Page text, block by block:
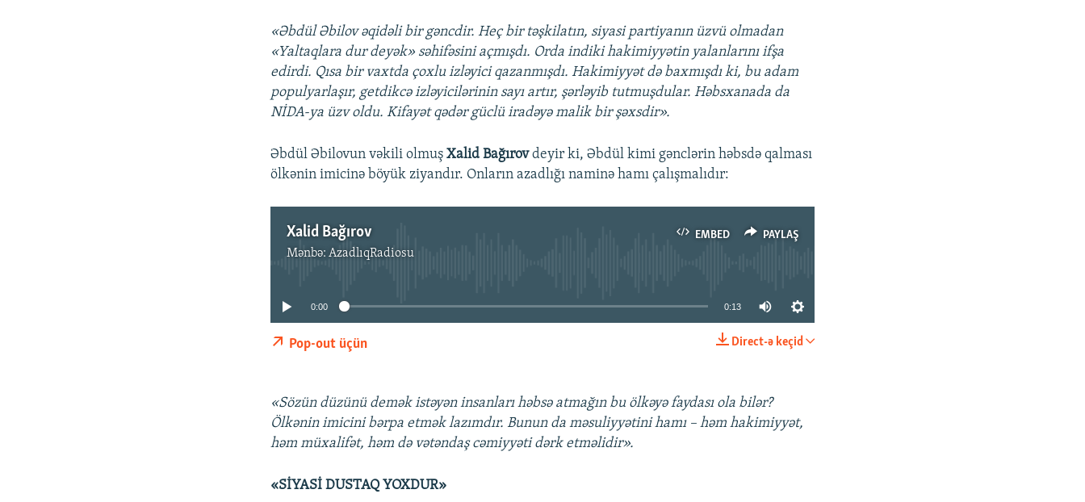
«Əbdül Əbilov əqidəli bir gəncdir. Heç bir təşkilatın, siyasi partiyanın üzvü olmadan
«Yaltaqlara dur deyək» səhifəsini açmışdı. Orda indiki hakimiyyətin yalanlarını ifşa
edirdi. Qısa bir vaxtda çoxlu izləyici qazanmışdı. Hakimiyyət də baxmışdı ki, bu adam
populyarlaşır, getdikcə izləyicilərinin sayı artır, şərləyib tutmuşdular. Həbsxanada da
NİDA-ya üzv oldu. Kifayət qədər güclü iradəyə malik bir şəxsdir».
Əbdül Əbilovun vəkili olmuşXalid Bağırovdeyir ki, Əbdül kimi gənclərin həbsdə qalması
ölkənin imicinə böyük ziyandır. Onların azadlığı naminə hamı çalışmalıdır:
EMBED PAYLAŞ
Xalid Bağırov
Mənbə:AzadlıqRadiosu
0:00 0:13
Direct-ə keçid
Pop-out üçün
«Sözün düzünü demək istəyən insanları həbsə atmağın bu ölkəyə faydası ola bilər?
Ölkənin imicini bərpa etmək lazımdır. Bunun da məsuliyyətini hamı – həm hakimiyyət,
həm müxalifət, həm də vətəndaş cəmiyyəti dərk etməlidir».
«SİYASİ DUSTAQ YOXDUR»